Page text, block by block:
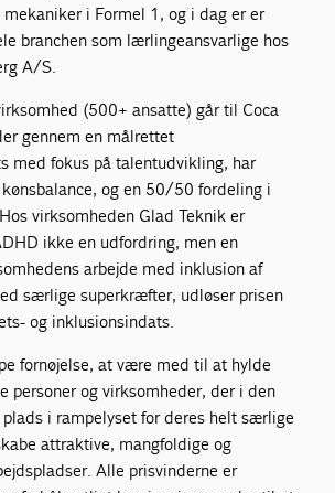
i Formel 1, og i dag er er
branchen som lærlingeansvarlige hos
A/S.
(500+ ansatte) går til Coca
gennem en målrettet
med fokus på talentudvikling, har
og en 50/50 fordeling i
virksomheden Glad Teknik er
ikke en udfordring, men en
arbejde med inklusion af
særlige superkræfter, udløser prisen
og inklusionsindats.
fornøjelse, at være med til at hylde
personer og virksomheder, der i den
plads i rampelyset for deres helt særlige
attraktive, mangfoldige og
Alle prisvinderne er